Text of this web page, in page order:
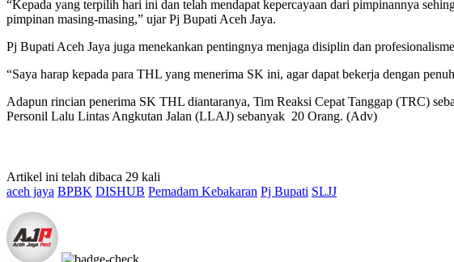
“Kepada yang terpilih hari ini dan telah mendapat kepercayaan dari pimpinannya
pimpinan masing-masing,” ujar Pj Bupati Aceh Jaya.
Pj Bupati Aceh Jaya juga menekankan pentingnya menjaga disiplin dan
“Saya harap kepada para THL yang menerima SK ini, agar dapat bekerja dengan
Adapun rincian penerima SK THL diantaranya, Tim Reaksi Cepat Tanggap (TRC)
Personil Lalu Lintas Angkutan Jalan (LLAJ) sebanyak 20 Orang. (Adv)
Artikel ini telah dibaca 29 kali
aceh jaya BPBK DISHUB Pemadam Kebakaran Pj Bupati SLJJ